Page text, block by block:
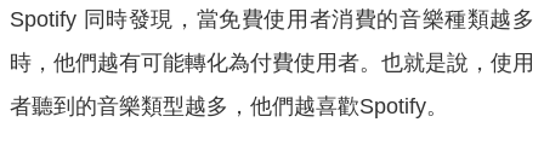
Spotify 同時發現，當免費使用者消費的音樂種類越多
時，他們越有可能轉化為付費使用者。也就是說，使用
者聽到的音樂類型越多，他們越喜歡Spotify。